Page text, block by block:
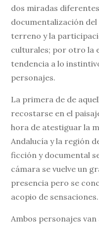
dos miradas
documentalización
terreno y la
culturales; por otro la
tendencia a lo
personajes.
La primera de de
recostarse en el
hora de atestiguar la
Andalucía y la región
ficción y documental
cámara se vuelve un
presencia pero se
acopio de sensaciones.
Ambos personajes